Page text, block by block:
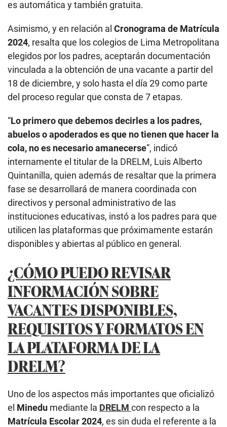
es automática y también gratuita.
Asimismo, y en relación al Cronograma de Matrícula
2024, resalta que los colegios de Lima Metropolitana
elegidos por los padres, aceptarán documentación
vinculada a la obtención de una vacante a partir del
18 de diciembre, y solo hasta el día 29 como parte
del proceso regular que consta de 7 etapas.
“Lo primero que debemos decirles a los padres,
abuelos o apoderados es que no tienen que hacer la
cola, no es necesario amanecerse”, indicó
internamente el titular de la DRELM, Luis Alberto
Quintanilla, quien además de resaltar que la primera
fase se desarrollará de manera coordinada con
directivos y personal administrativo de las
instituciones educativas, instó a los padres para que
utilicen las plataformas que próximamente estarán
disponibles y abiertas al público en general.
¿CÓMO PUEDO REVISAR
INFORMACIÓN SOBRE
VACANTES DISPONIBLES,
REQUISITOS Y FORMATOS EN
LA PLATAFORMA DE LA
DRELM?
Uno de los aspectos más importantes que oficializó
el Minedu mediante la DRELM con respecto a la
Matrícula Escolar 2024, es sin duda el referente a la